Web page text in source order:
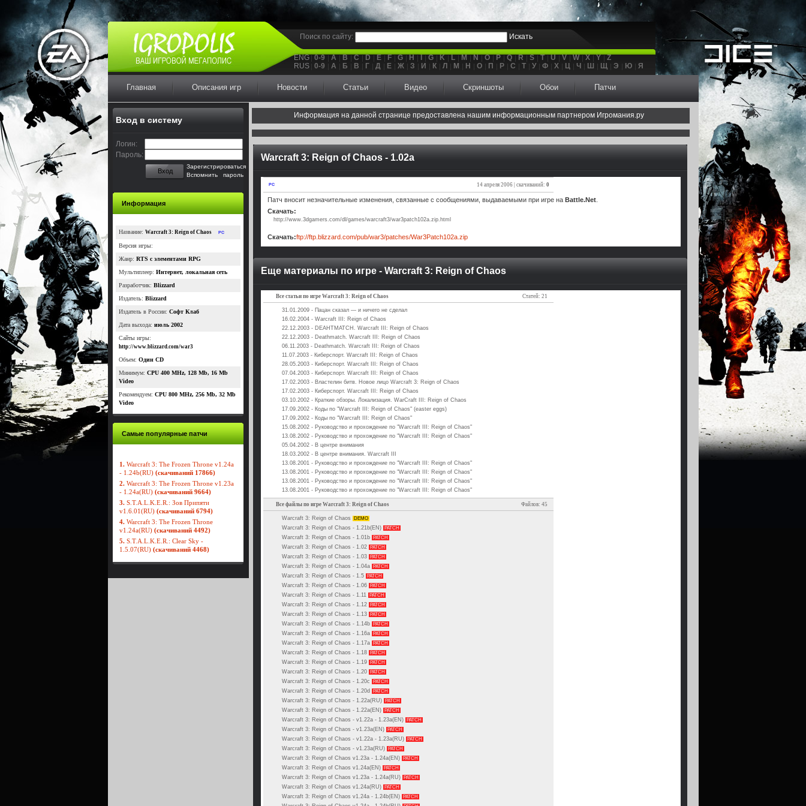
Поиск по сайту: Искать
ENG 0-9 A B C D E F G H G K L M N O P Q R S T U V W X Y
Z
RUS
0-9 А Б В Г Д Е Ж З И К Л М Н О П Р С Т У Ф Х Ц Ч Ш Щ Э Ю Я
Главная Описания игр Новости Статьи Видео Скриншоты Обои Патчи
Вход в систему
Логин:
Пароль:
Вход
Зарегистрироваться
Вспомнить пароль
Информация
Название: Warcraft 3: Reign of Chaos PC
Версия игры:
Жанр: RTS с элементами RPG
Мультиплеер: Интернет, локальная сеть
Разработчик: Blizzard
Издатель: Blizzard
Издатель в России: Софт Клаб
Дата выхода: июль 2002
Сайты игры:
http://www.blizzard.com/war3
Объем: Один CD
Минимум: CPU 400 MHz, 128 Mb, 16 Mb
Video
Рекомендуем: CPU 800 MHz, 256 Mb, 32 Мb
Video
Самые популярные патчи
1.Warcraft 3: The Frozen Throne v1.24a
- 1.24b(RU) (скачиваний 17866)
2.Warcraft 3: The Frozen Throne v1.23a
- 1.24a(RU) (скачиваний 9664)
3.S.T.A.L.K.E.R.: Зов Припяти
v1.6.01(RU) (скачиваний 6794)
4.Warcraft 3: The Frozen Throne
v1.24a(RU) (скачиваний 4492)
5.S.T.A.L.K.E.R.: Clear Sky -
1.5.07(RU) (скачиваний 4468)
Информация на данной странице предоставлена нашим информационным партнером Игромания.ру
Warcraft 3: Reign of Chaos - 1.02a
PC 14 апреля 2006 | скачиваний: 0
Патч вносит незначительные изменения, связанные с сообщениями, выдаваемыми при игре на Battle.Net.
Скачать:
http://www.3dgamers.com/dl/games/warcraft3/war3patch102a.zip.html
Скачать:ftp://ftp.blizzard.com/pub/war3/patches/War3Patch102a.zip
Еще материалы по игре - Warcraft 3: Reign of Chaos
Статей: 21
Все статьи по игре Warcraft 3: Reign of Chaos
31.01.2009 - Пацан сказал — и ничего не сделал
16.02.2004 - Warcraft III: Reign of Chaos
22.12.2003 - DEAHTMATCH. Warcraft III: Reign of Chaos
22.12.2003 - Deathmatch. Warcraft III: Reign of Chaos
06.11.2003 - Deathmatch. Warcraft III: Reign of Chaos
11.07.2003 - Киберспорт. Warcraft III: Reign of Chaos
28.05.2003 - Киберспорт. Warcraft III: Reign of Chaos
07.04.2003 - Киберспорт. Warcraft III: Reign of Chaos
17.02.2003 - Властелин битв. Новое лицо Warcraft 3: Reign of Chaos
17.02.2003 - Киберспорт. Warcraft III: Reign of Chaos
03.10.2002 - Краткие обзоры. Локализация. WarCraft III: Reign of Chaos
17.09.2002 - Коды по "Warcraft III: Reign of Chaos" (easter eggs)
17.09.2002 - Коды по "Warcraft III: Reign of Chaos"
15.08.2002 - Руководство и прохождение по "Warcraft III: Reign of Chaos"
13.08.2002 - Руководство и прохождение по "Warcraft III: Reign of Chaos"
05.04.2002 - В центре внимания
18.03.2002 - В центре внимания. Warcraft III
13.08.2001 - Руководство и прохождение по "Warcraft III: Reign of Chaos"
13.08.2001 - Руководство и прохождение по "Warcraft III: Reign of Chaos"
13.08.2001 - Руководство и прохождение по "Warcraft III: Reign of Chaos"
13.08.2001 - Руководство и прохождение по "Warcraft III: Reign of Chaos"
Файлов: 45
Все файлы по игре Warcraft 3: Reign of Chaos
Warcraft 3: Reign of Chaos DEMO
Warcraft 3: Reign of Chaos - 1.21b(EN) PATCH
Warcraft 3: Reign of Chaos - 1.01b PATCH
Warcraft 3: Reign of Chaos - 1.02 PATCH
Warcraft 3: Reign of Chaos - 1.03 PATCH
Warcraft 3: Reign of Chaos - 1.04a PATCH
Warcraft 3: Reign of Chaos - 1.5 PATCH
Warcraft 3: Reign of Chaos - 1.06 PATCH
Warcraft 3: Reign of Chaos - 1.11 PATCH
Warcraft 3: Reign of Chaos - 1.12 PATCH
Warcraft 3: Reign of Chaos - 1.13 PATCH
Warcraft 3: Reign of Chaos - 1.14b PATCH
Warcraft 3: Reign of Chaos - 1.16a PATCH
Warcraft 3: Reign of Chaos - 1.17а PATCH
Warcraft 3: Reign of Chaos - 1.18 PATCH
Warcraft 3: Reign of Chaos - 1.19 PATCH
Warcraft 3: Reign of Chaos - 1.20 PATCH
Warcraft 3: Reign of Chaos - 1.20c PATCH
Warcraft 3: Reign of Chaos - 1.20d PATCH
Warcraft 3: Reign of Chaos - 1.22a(RU) PATCH
Warcraft 3: Reign of Chaos - 1.22a(EN) PATCH
Warcraft 3: Reign of Chaos - v1.22a - 1.23a(EN) PATCH
Warcraft 3: Reign of Chaos - v1.23a(EN) PATCH
Warcraft 3: Reign of Chaos - v1.22a - 1.23a(RU) PATCH
Warcraft 3: Reign of Chaos - v1.23a(RU) PATCH
Warcraft 3: Reign of Chaos v1.23a - 1.24a(EN) PATCH
Warcraft 3: Reign of Chaos v1.24a(EN) PATCH
Warcraft 3: Reign of Chaos v1.23a - 1.24a(RU) PATCH
Warcraft 3: Reign of Chaos v1.24a(RU) PATCH
Warcraft 3: Reign of Chaos v1.24a - 1.24b(EN) PATCH